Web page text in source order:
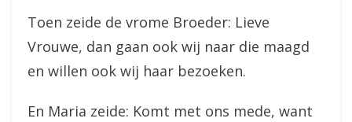
Toen zeide de vrome Broeder: Lieve
Vrouwe, dan gaan ook wij naar die maagd
en willen ook wij haar bezoeken.
En Maria zeide: Komt met ons mede, want